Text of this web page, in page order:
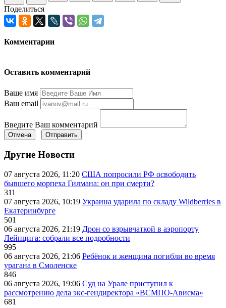
Поделиться
Комментарии
Оставить комментарий
Ваше имя
Ваш email
Введите Ваш комментарий
Отмена Отправить
Другие Новости
07 августа 2026, 11:20 США попросили РФ освободить
бывшего морпеха Гилмана: он при смерти?
311
07 августа 2026, 10:19 Украина ударила по складу Wildberries в
Екатеринбурге
501
06 августа 2026, 21:19 Дрон со взрывчаткой в аэропорту
Лейпцига: собрали все подробности
995
06 августа 2026, 21:06 Ребёнок и женщина погибли во время
урагана в Смоленске
846
06 августа 2026, 19:06 Суд на Урале приступил к
рассмотрению дела экс-гендиректора «ВСМПО-Ависма»
681